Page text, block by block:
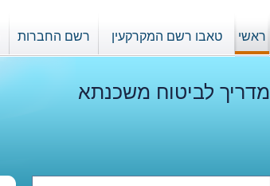
רשם החברות טאבו רשם המקרקעין ראשי
מדריך לביטוח משכנתא